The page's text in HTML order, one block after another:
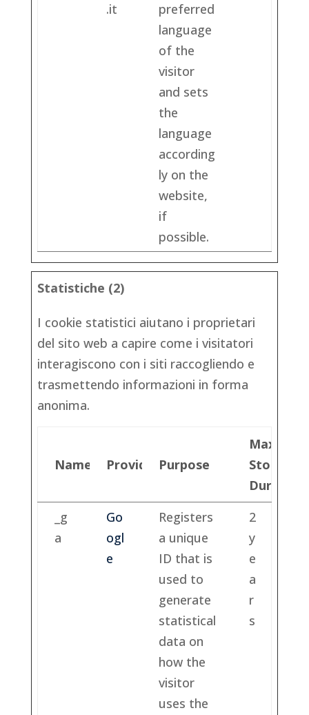
.it
preferred
language
of the
visitor
and sets
the
language
according
ly on the
website,
if
possible.
Statistiche (2)
I cookie statistici aiutano i proprietari
del sito web a capire come i visitatori
interagiscono con i siti raccogliendo e
trasmettendo informazioni in forma
anonima.
Name Provider Purpose
Maximum
Storage
Duration
_g
a
Go
ogl
e
Registers
a unique
ID that is
used to
generate
statistical
data on
how the
visitor
uses the
2
y
e
a
r
s